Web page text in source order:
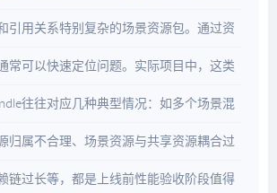
引用关系特别复杂的场景资源包。通过资
常可以快速定位问题。实际项目中，这类
往往对应几种典型情况：如多个场景混
归属不合理、场景资源与共享资源耦合过
链过长等，都是上线前性能验收阶段值得